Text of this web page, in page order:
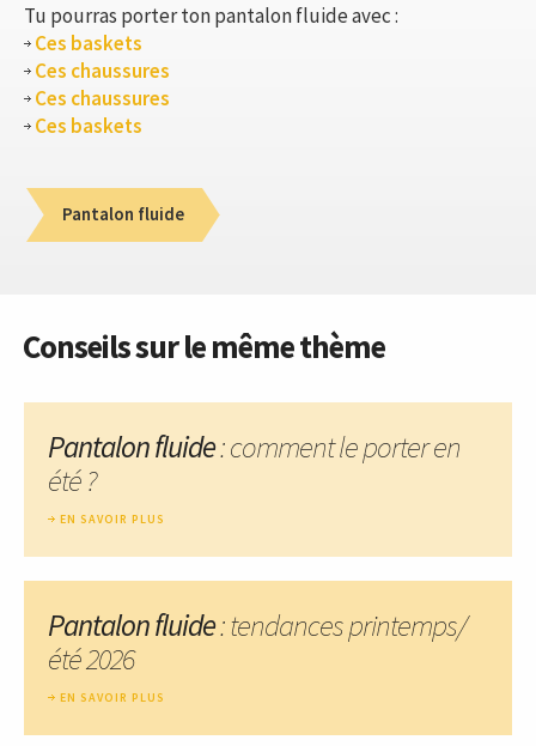
Tu pourras porter ton pantalon fluide avec :
Ces baskets
Ces chaussures
Ces chaussures
Ces baskets
Pantalon fluide
Conseils sur le même thème
Pantalon fluide: comment le porter en
été ?
EN SAVOIR PLUS
Pantalon fluide: tendances printemps/
été 2026
EN SAVOIR PLUS